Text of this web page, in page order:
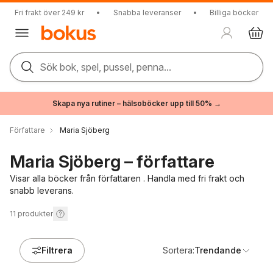
Fri frakt över 249 kr • Snabba leveranser • Billiga böcker
Sök bok, spel, pussel, penna...
Skapa nya rutiner – hälsoböcker upp till 50% →
Författare Maria Sjöberg
Maria Sjöberg – författare
Visar alla böcker från författaren . Handla med fri frakt och
snabb leverans.
11 produkter
Filtrera Sortera:Trendande